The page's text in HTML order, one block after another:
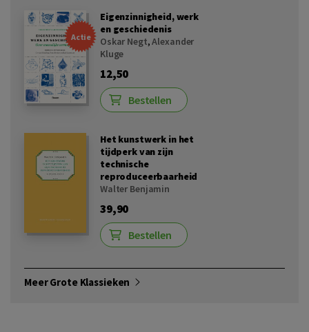
Actie
Eigenzinnigheid, werk
en geschiedenis
Oskar Negt,Alexander
Kluge
12,50
Bestellen
Het kunstwerk in het
tijdperk van zijn
technische
reproduceerbaarheid
Walter Benjamin
39,90
Bestellen
Meer Grote Klassieken